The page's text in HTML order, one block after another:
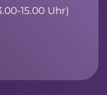
15.00 Uhr)